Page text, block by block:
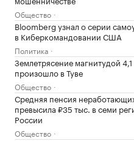
Общество
Bloomberg узнал о серии
в Киберкомандовании США
Политика
Землетрясение магнитудой 4,1
произошло в Туве
Общество
Средняя пенсия
превысила ₽35 тыс. в семи
России
Общество